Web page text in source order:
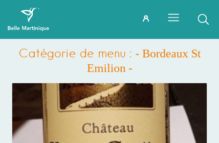
Catégorie de menu : - Bordeaux St
Emilion -